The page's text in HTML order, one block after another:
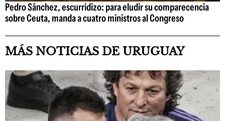
Pedro Sánchez, escurridizo: para eludir su comparecencia
sobre Ceuta, manda a cuatro ministros al Congreso
MÁS NOTICIAS DE URUGUAY